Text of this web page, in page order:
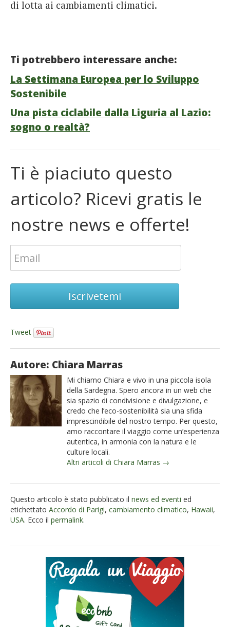
di lotta ai cambiamenti climatici.
Ti potrebbero interessare anche:
La Settimana Europea per lo Sviluppo
Sostenibile
Una pista ciclabile dalla Liguria al Lazio:
sogno o realtà?
Ti è piaciuto questo
articolo? Ricevi gratis le
nostre news e offerte!
Iscrivetemi
Tweet
Autore: Chiara Marras
Mi chiamo Chiara e vivo in una piccola isola
della Sardegna. Spero ancora in un web che
sia spazio di condivisione e divulgazione, e
credo che l’eco-sostenibilità sia una sfida
imprescindibile del nostro tempo. Per questo,
amo raccontare il viaggio come un’esperienza
autentica, in armonia con la natura e le
culture locali.
Altri articoli di Chiara Marras →
Questo articolo è stato pubblicato il news ed eventi ed
etichettato Accordo di Parigi, cambiamento climatico, Hawaii,
USA. Ecco il permalink.